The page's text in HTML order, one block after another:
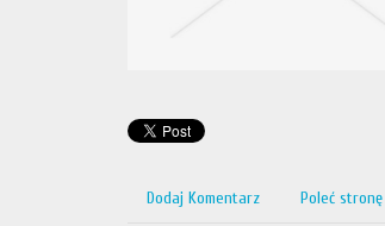
Dodaj Komentarz Poleć stronę